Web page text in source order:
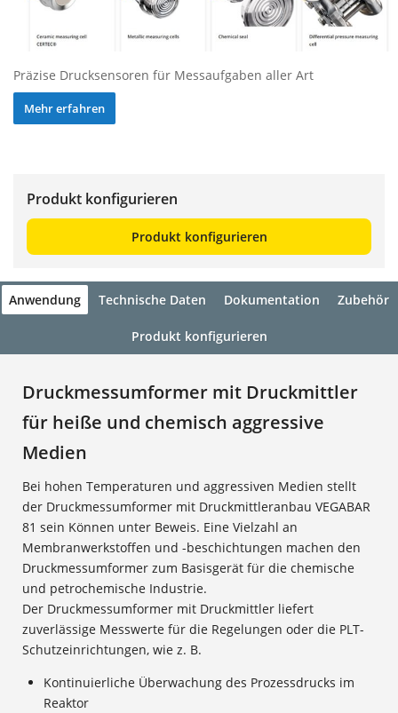
Präzise Drucksensoren für Messaufgaben aller Art
Mehr erfahren
Produkt konfigurieren
Produkt konfigurieren
Anwendung Technische Daten Dokumentation Zubehör
Produkt konfigurieren
Druckmessumformer mit Druckmittler
für heiße und chemisch aggressive
Medien
Bei hohen Temperaturen und aggressiven Medien stellt
der Druckmessumformer mit Druckmittleranbau VEGABAR
81 sein Können unter Beweis. Eine Vielzahl an
Membranwerkstoffen und -beschichtungen machen den
Druckmessumformer zum Basisgerät für die chemische
und petrochemische Industrie.
Der Druckmessumformer mit Druckmittler liefert
zuverlässige Messwerte für die Regelungen oder die PLT-
Schutzeinrichtungen, wie z. B.
Kontinuierliche Überwachung des Prozessdrucks im
Reaktor